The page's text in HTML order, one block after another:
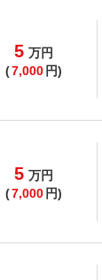
5 万円
(7,000 円)
5 万円
(7,000 円)